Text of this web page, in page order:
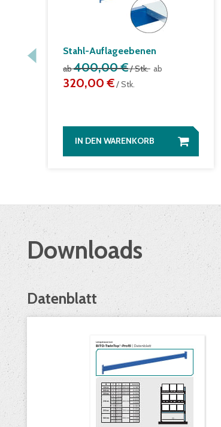
Stahl-Auflageebenen
ab400,00 €/ Stk. ab
320,00 €/ Stk.
IN DEN WARENKORB
Downloads
Datenblatt